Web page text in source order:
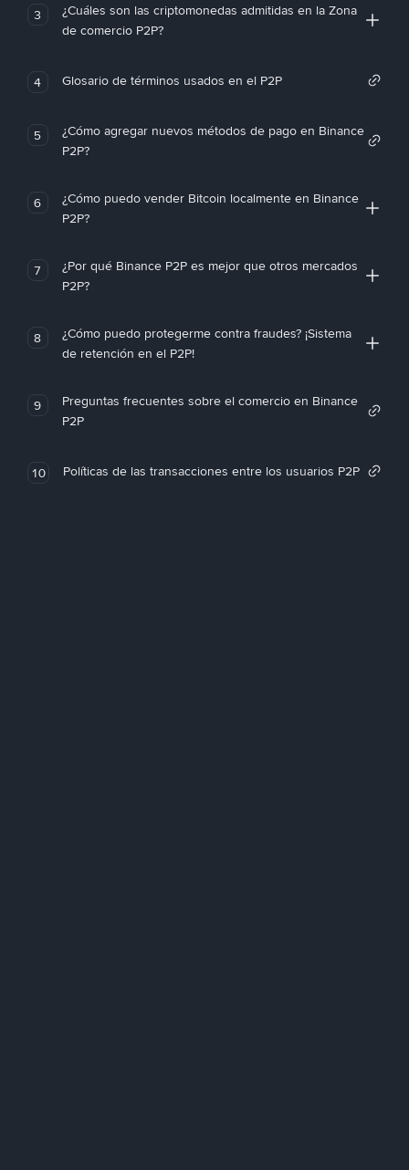
3
¿Cuáles son las criptomonedas admitidas en la Zona
de comercio P2P?
4 Glosario de términos usados en el P2P
5
¿Cómo agregar nuevos métodos de pago en Binance
P2P?
6
¿Cómo puedo vender Bitcoin localmente en Binance
P2P?
7
¿Por qué Binance P2P es mejor que otros mercados
P2P?
8
¿Cómo puedo protegerme contra fraudes? ¡Sistema
de retención en el P2P!
9
Preguntas frecuentes sobre el comercio en Binance
P2P
10 Políticas de las transacciones entre los usuarios P2P